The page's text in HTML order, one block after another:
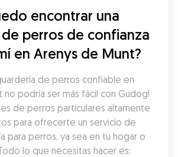
encontrar una
perros de confianza
en Arenys de Munt?
de perros confiable en
no podría ser más fácil con Gudog!
de perros particulares altamente
para ofrecerte un servicio de
para perros, ya sea en tu hogar o
lo que necesitas hacer es: